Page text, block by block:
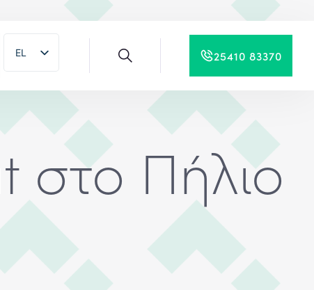
EL
EN
25410 83370
στο Πήλιο